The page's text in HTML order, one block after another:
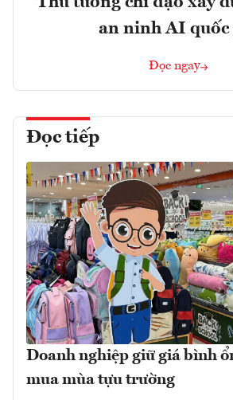
an ninh AI quốc
Đọc ngay
Đọc tiếp
Doanh nghiệp giữ giá bình
mua mùa tựu trường